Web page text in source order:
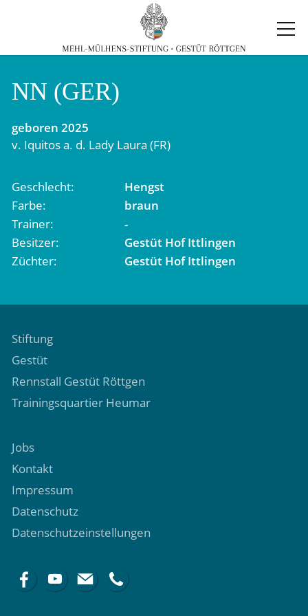
NN (GER)
geboren 2025
v. Iquitosa. d. Lady Laura (FR)
Geschlecht
Hengst
Farbe
braun
Trainer
-
Besitzer
Gestüt Hof Ittlingen
Züchter
Gestüt Hof Ittlingen
Stiftung
Gestüt
Rennstall Gestüt Röttgen
Trainingsquartier Heumar
Jobs
Kontakt
Impressum
Datenschutz
Datenschutzeinstellungen